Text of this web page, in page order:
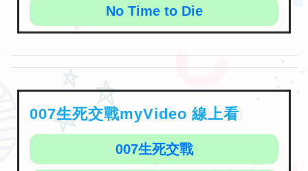
No Time to Die
007生死交戰myVideo 線上看
007生死交戰